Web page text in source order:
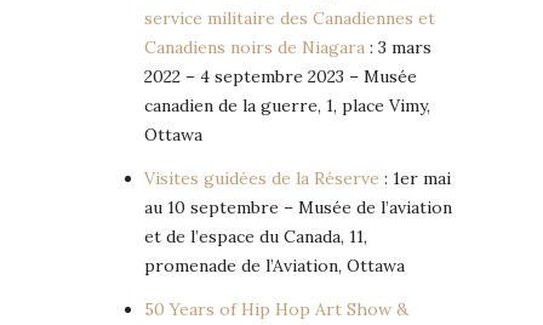
service militaire des Canadiennes et
Canadiens noirs de Niagara : 3 mars
2022 – 4 septembre 2023 – Musée
canadien de la guerre, 1, place Vimy,
Ottawa
Visites guidées de la Réserve : 1er mai
au 10 septembre – Musée de l’aviation
et de l’espace du Canada, 11,
promenade de l’Aviation, Ottawa
50 Years of Hip Hop Art Show &